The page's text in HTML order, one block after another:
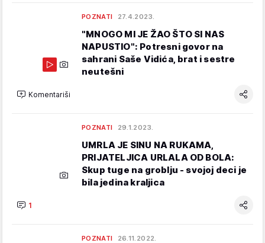
POZNATI 27.4.2023.
"MNOGO MI JE ŽAO ŠTO SI NAS
NAPUSTIO": Potresni govor na
sahrani Saše Vidića, brat i sestre
neutešni
Komentariši
POZNATI 29.1.2023.
UMRLA JE SINU NA RUKAMA,
PRIJATELJICA URLALA OD BOLA:
Skup tuge na groblju - svojoj deci je
bila jedina kraljica
1
POZNATI 26.11.2022.